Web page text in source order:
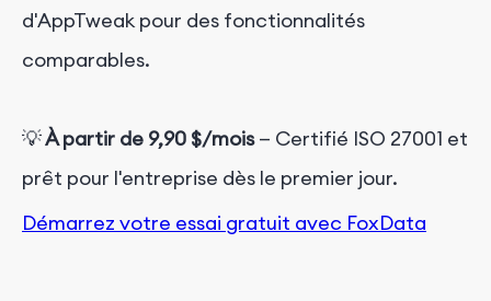
d'AppTweak pour des fonctionnalités
comparables.
💡À partir de 9,90 $/mois — Certifié ISO 27001 et
prêt pour l'entreprise dès le premier jour.
Démarrez votre essai gratuit avec FoxData